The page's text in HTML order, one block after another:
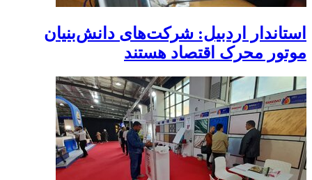
استاندار اردبیل: شرکت‌های دانش‌بنیان
موتور محرک اقتصاد هستند